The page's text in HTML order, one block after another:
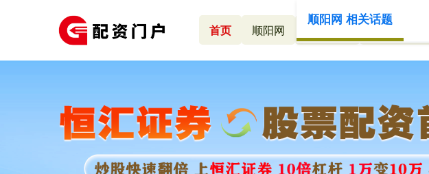
首页 顺阳网 实盘配资 杠杆配资平台
顺阳网 相关话题